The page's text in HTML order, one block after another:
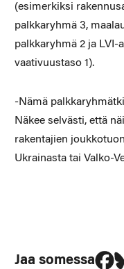
(esimerkiksi
palkkaryhmä 3,
palkkaryhmä 2 ja
vaativuustaso 1).
-Nämä
Näkee selvästi, että
rakentajien
Ukrainasta tai Valko-
Jaa somessa